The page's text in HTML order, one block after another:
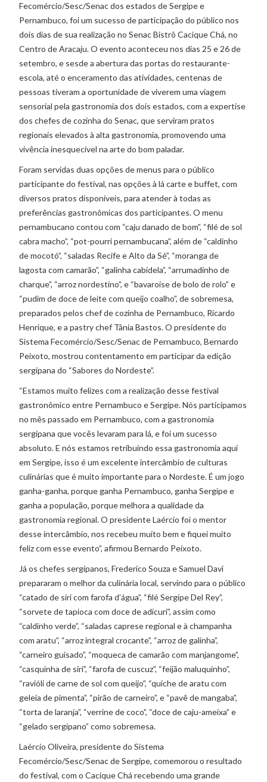
Fecomércio/Sesc/Senac dos estados de Sergipe e
Pernambuco, foi um sucesso de participação do público nos
dois dias de sua realização no Senac Bistrô Cacique Chá, no
Centro de Aracaju. O evento aconteceu nos dias 25 e 26 de
setembro, e sesde a abertura das portas do restaurante-
escola, até o enceramento das atividades, centenas de
pessoas tiveram a oportunidade de viverem uma viagem
sensorial pela gastronomia dos dois estados, com a expertise
dos chefes de cozinha do Senac, que serviram pratos
regionais elevados à alta gastronomia, promovendo uma
vivência inesquecível na arte do bom paladar.
Foram servidas duas opções de menus para o público
participante do festival, nas opções à lá carte e buffet, com
diversos pratos disponíveis, para atender à todas as
preferências gastronômicas dos participantes. O menu
pernambucano contou com “caju danado de bom”, “filé de sol
cabra macho”, “pot-pourri pernambucana”, além de “caldinho
de mocotó”, “saladas Recife e Alto da Sé”, “moranga de
lagosta com camarão”, “galinha cabidela”, “arrumadinho de
charque”, “arroz nordestino”, e “bavaroise de bolo de rolo” e
“pudim de doce de leite com queijo coalho”, de sobremesa,
preparados pelos chef de cozinha de Pernambuco, Ricardo
Henrique, e a pastry chef Tânia Bastos. O presidente do
Sistema Fecomércio/Sesc/Senac de Pernambuco, Bernardo
Peixoto, mostrou contentamento em participar da edição
sergipana do “Sabores do Nordeste”.
“Estamos muito felizes com a realização desse festival
gastronômico entre Pernambuco e Sergipe. Nós participamos
no mês passado em Pernambuco, com a gastronomia
sergipana que vocês levaram para lá, e foi um sucesso
absoluto. E nós estamos retribuindo essa gastronomia aqui
em Sergipe, isso é um excelente intercâmbio de culturas
culinárias que é muito importante para o Nordeste. É um jogo
ganha-ganha, porque ganha Pernambuco, ganha Sergipe e
ganha a população, porque melhora a qualidade da
gastronomia regional. O presidente Laércio foi o mentor
desse intercâmbio, nos recebeu muito bem e fiquei muito
feliz com esse evento”, afirmou Bernardo Peixoto.
Já os chefes sergipanos, Frederico Souza e Samuel Davi
prepararam o melhor da culinária local, servindo para o público
“catado de siri com farofa d’água”, “filé Sergipe Del Rey”,
“sorvete de tapioca com doce de adicuri”, assim como
“caldinho verde”, “saladas caprese regional e à champanha
com aratu”, “arroz integral crocante”, “arroz de galinha”,
“carneiro guisado”, “moqueca de camarão com manjangome”,
“casquinha de siri”, “farofa de cuscuz”, “feijão maluquinho”,
“ravióli de carne de sol com queijo”, “quiche de aratu com
geleia de pimenta”, “pirão de carneiro”, e “pavê de mangaba”,
“torta de laranja”, “verrine de coco”, “doce de caju-ameixa” e
“gelado sergipano” como sobremesa.
Laércio Oliveira, presidente do Sistema
Fecomércio/Sesc/Senac de Sergipe, comemorou o resultado
do festival, com o Cacique Chá recebendo uma grande